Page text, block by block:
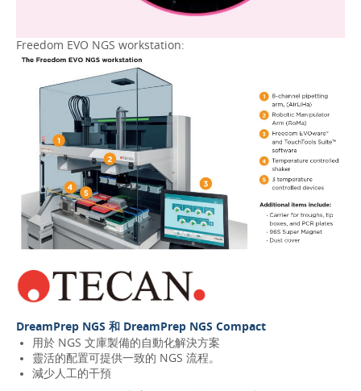
Freedom EVO NGS workstation:
DreamPrep NGS 和 DreamPrep NGS Compact
用於 NGS 文庫製備的自動化解決方案
靈活的配置可提供一致的 NGS 流程。
減少人工的干預